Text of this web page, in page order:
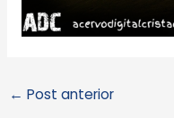
← Post anterior